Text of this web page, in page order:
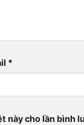
*
này cho lần bình